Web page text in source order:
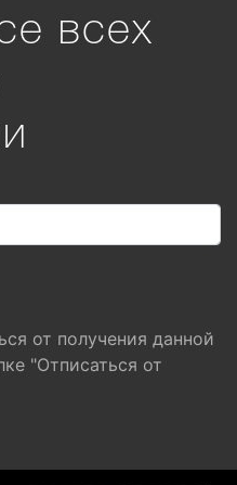
всех
от получения данной
"Отписаться от